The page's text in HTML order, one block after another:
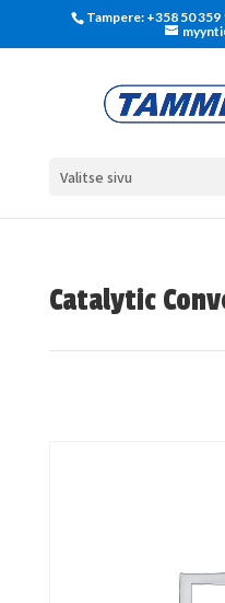
Tampere: +358 50
Valitse sivu
Catalytic